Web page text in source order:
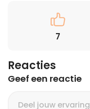
7
Reacties
Geef een reactie